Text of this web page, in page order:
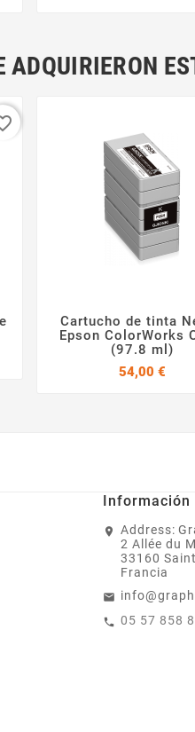
ADQUIRIERON
 
Cartucho de tinta
Epson ColorWorks
(97.8 ml)
54,00 €
Información
Address:
2 Allée du
33160
Francia
05 57 858